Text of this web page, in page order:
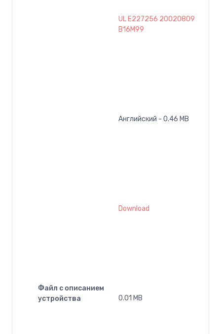
UL E227256 20020809
B16M99
Английский - 0.46 MB
Файл с описанием
устройства
Download
0.01 MB